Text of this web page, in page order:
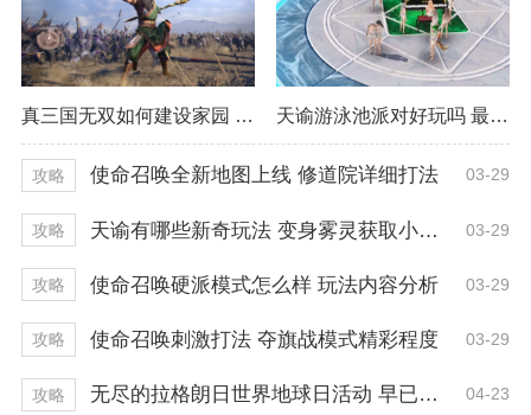
真三国无双如何建设家园 最佳建设方式推荐 天谕游泳池派对好玩吗 最佳获取经验技巧
攻略 使命召唤全新地图上线 修道院详细打法 03-29
攻略 天谕有哪些新奇玩法 变身雾灵获取小技巧 03-29
攻略 使命召唤硬派模式怎么样 玩法内容分析 03-29
攻略 使命召唤刺激打法 夺旗战模式精彩程度 03-29
攻略 无尽的拉格朗日世界地球日活动 早已开启一周！ 04-23